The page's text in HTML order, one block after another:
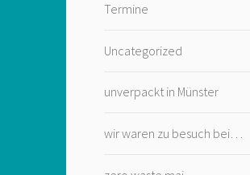
Termine
Uncategorized
unverpackt in Münster
wir waren zu besuch bei…